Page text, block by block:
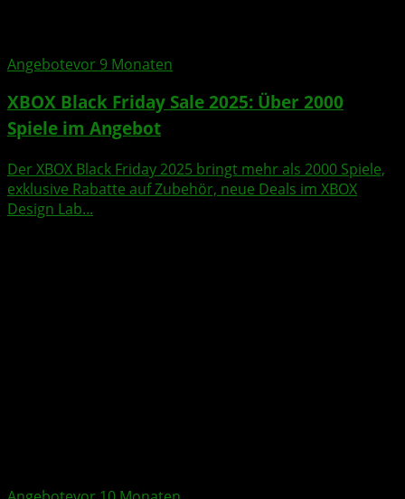
Angebotevor 9 Monaten
XBOX Black Friday Sale 2025: Über 2000
Spiele im Angebot
Der XBOX Black Friday 2025 bringt mehr als 2000 Spiele,
exklusive Rabatte auf Zubehör, neue Deals im XBOX
Design Lab...